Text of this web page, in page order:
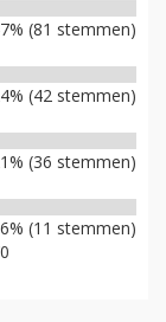
(81 stemmen)
(42 stemmen)
(36 stemmen)
6% (11 stemmen)